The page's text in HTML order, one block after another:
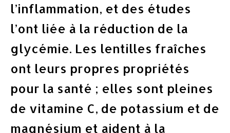
l’inflammation, et des études
l’ont liée à la réduction de la
glycémie. Les lentilles fraîches
ont leurs propres propriétés
pour la santé ; elles sont pleines
de vitamine C, de potassium et de
magnésium et aident à la